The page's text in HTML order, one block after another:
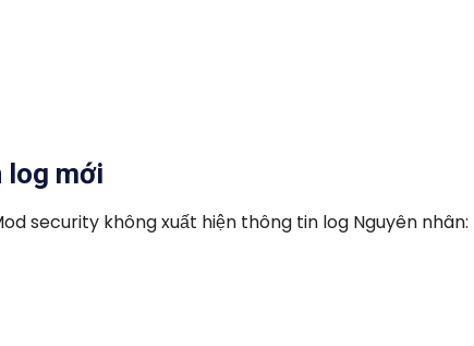
log mới
security không xuất hiện thông tin log Nguyên nhân: